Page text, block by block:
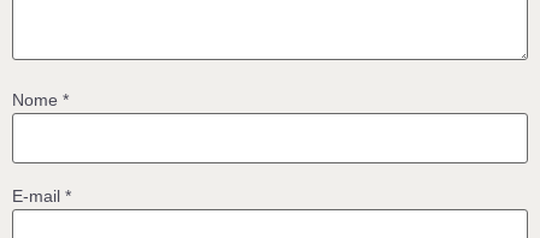
Nome *
E-mail *